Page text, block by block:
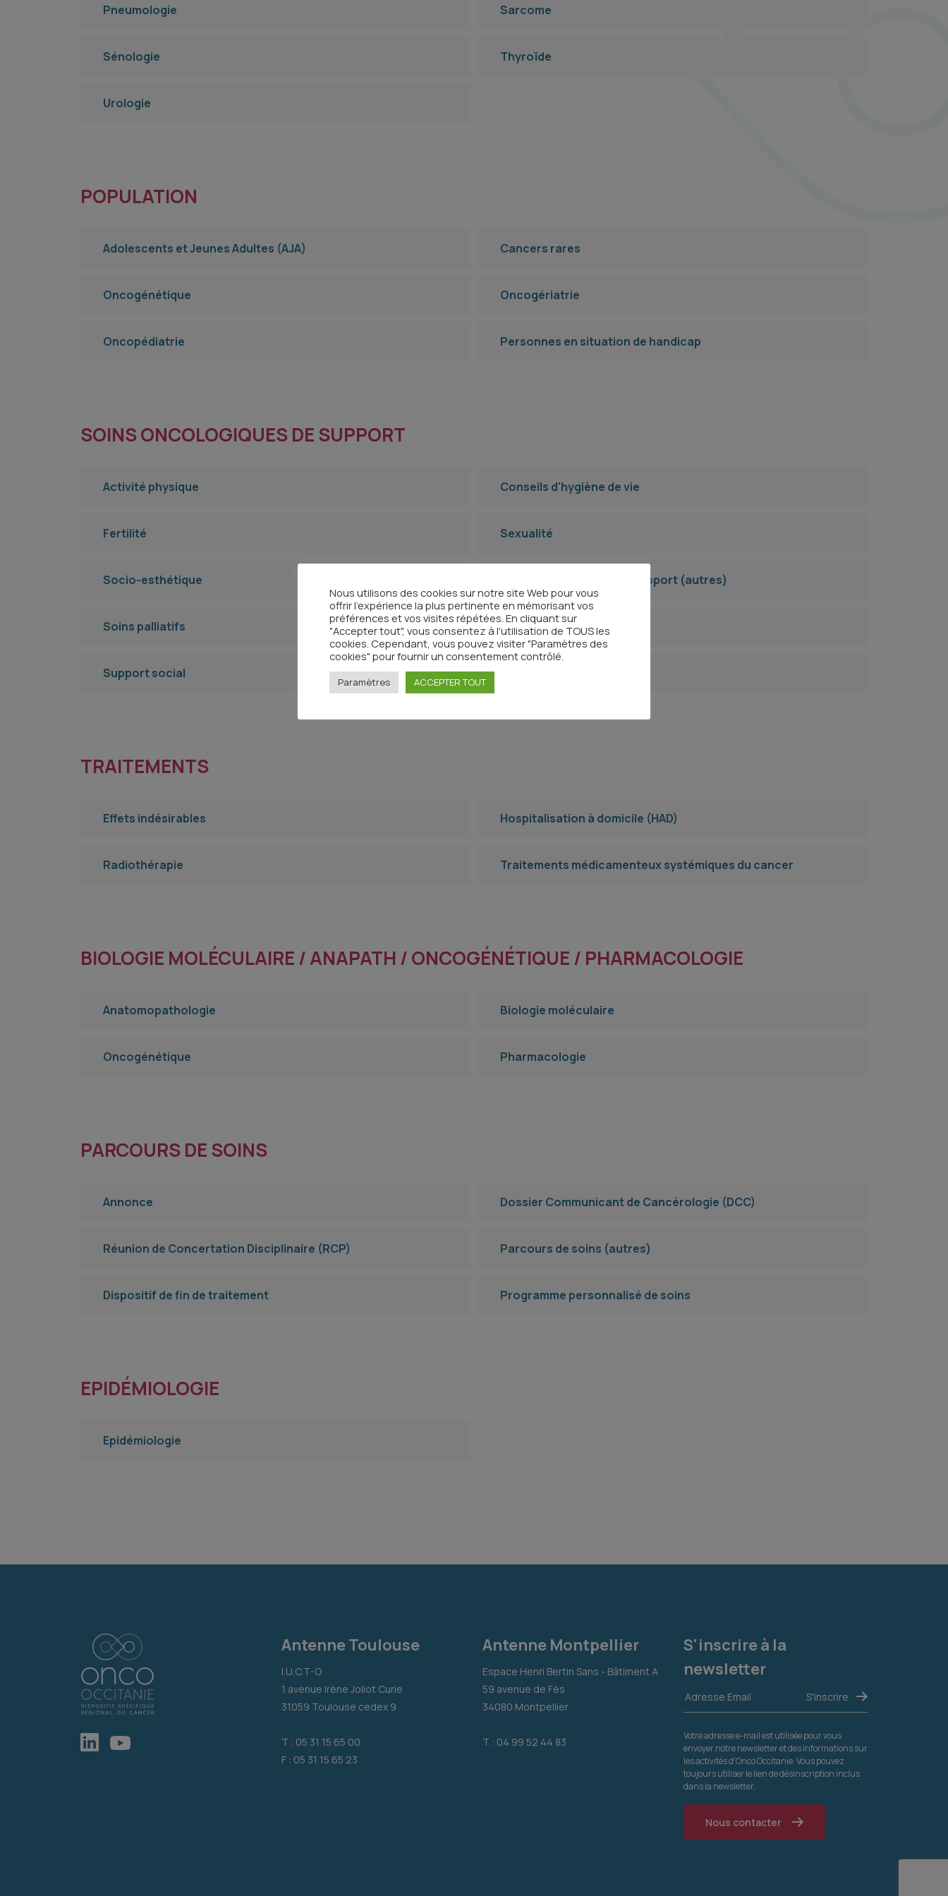
Pneumologie Sarcome
Sénologie Thyroïde
Urologie
POPULATION
Adolescents et Jeunes Adultes (AJA) Cancers rares
Oncogénétique Oncogériatrie
Oncopédiatrie Personnes en situation de handicap
SOINS ONCOLOGIQUES DE SUPPORT
Activité physique Conseils d'hygiène de vie
Fertilité Sexualité
Socio-esthétique Soins Oncologiques de Support (autres)
Soins palliatifs Soutien psychologique
Support social
TRAITEMENTS
Effets indésirables Hospitalisation à domicile (HAD)
Radiothérapie Traitements médicamenteux systémiques du cancer
BIOLOGIE MOLÉCULAIRE / ANAPATH / ONCOGÉNÉTIQUE / PHARMACOLOGIE
Anatomopathologie Biologie moléculaire
Oncogénétique Pharmacologie
PARCOURS DE SOINS
Annonce Dossier Communicant de Cancérologie (DCC)
Réunion de Concertation Disciplinaire (RCP) Parcours de soins (autres)
Dispositif de fin de traitement Programme personnalisé de soins
EPIDÉMIOLOGIE
Epidémiologie
Antenne Toulouse
I.U.C.T-O
1 avenue Irène Joliot Curie
31059 Toulouse cedex 9
T : 05 31 15 65 00
F : 05 31 15 65 23
Antenne Montpellier
Espace Henri Bertin Sans - Bâtiment A
59 avenue de Fès
34080 Montpellier
T : 04 99 52 44 83
S'inscrire à la
newsletter
Votre adresse e-mail est utilisée pour vous
envoyer notre newsletter et des informations sur
les activités d'Onco Occitanie. Vous pouvez
toujours utiliser le lien de désinscription inclus
dans la newsletter.
Nous contacter
Nous utilisons des cookies sur notre site Web pour vous
offrir l'expérience la plus pertinente en mémorisant vos
préférences et vos visites répétées. En cliquant sur
"Accepter tout", vous consentez à l'utilisation de TOUS les
cookies. Cependant, vous pouvez visiter "Paramètres des
cookies" pour fournir un consentement contrôlé.
Paramètres ACCEPTER TOUT